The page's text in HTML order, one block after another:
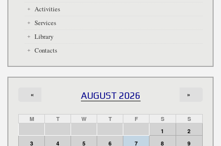
Activities
Services
Library
Contacts
AUGUST 2026
« »
M T W T F S
S
1
2
3
4 5 6 7 8
9